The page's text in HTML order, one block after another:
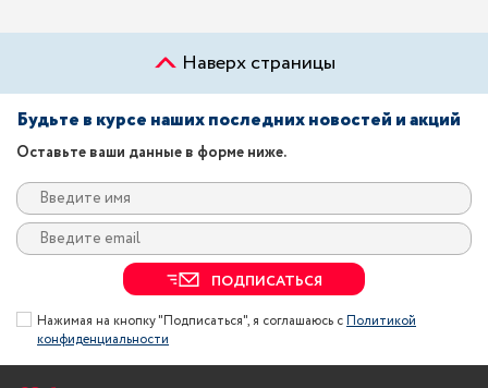
Наверх страницы
Будьте в курсе наших последних новостей и акций
Оставьте ваши данные в форме ниже.
ПОДПИСАТЬСЯ
Нажимая на кнопку "Подписаться", я соглашаюсь сПолитикой
конфиденциальности